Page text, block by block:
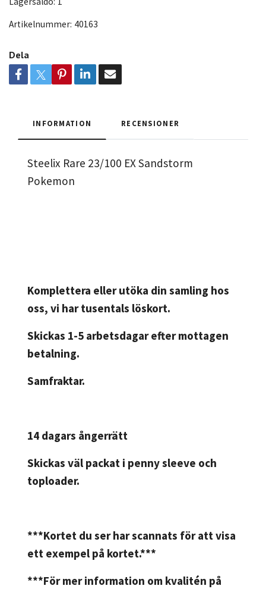
Artikelnummer: 40163
Dela
INFORMATION RECENSIONER
Steelix Rare 23/100 EX Sandstorm
Pokemon
Komplettera eller utöka din samling hos
oss, vi har tusentals löskort.
Skickas 1-5 arbetsdagar efter mottagen
betalning.
Samfraktar.
14 dagars ångerrätt
Skickas väl packat i penny sleeve och
toploader.
***Kortet du ser har scannats för att visa
ett exempel på kortet.***
***För mer information om kvalitén på